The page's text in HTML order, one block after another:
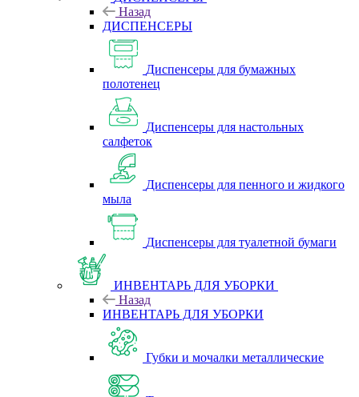
Назад
ДИСПЕНСЕРЫ
Диспенсеры для бумажных
полотенец
Диспенсеры для настольных
салфеток
Диспенсеры для пенного и жидкого
мыла
Диспенсеры для туалетной бумаги
ИНВЕНТАРЬ ДЛЯ УБОРКИ
Назад
ИНВЕНТАРЬ ДЛЯ УБОРКИ
Губки и мочалки металлические